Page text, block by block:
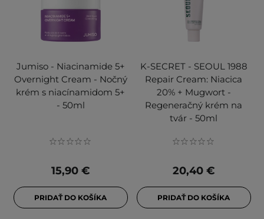
Jumiso - Niacinamide 5+
Overnight Cream - Nočný
krém s niacínamidom 5+
- 50ml
15,90 €
PRIDAŤ DO KOŠÍKA
K-SECRET - SEOUL 1988
Repair Cream: Niacica
20% + Mugwort -
Regeneračný krém na
tvár - 50ml
20,40 €
PRIDAŤ DO KOŠÍKA